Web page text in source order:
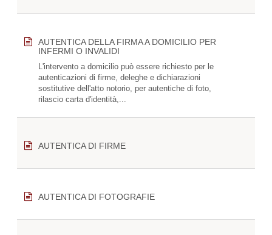
AUTENTICA DELLA FIRMA A DOMICILIO PER
INFERMI O INVALIDI
L'intervento a domicilio può essere richiesto per le
autenticazioni di firme, deleghe e dichiarazioni
sostitutive dell'atto notorio, per autentiche di foto,
rilascio carta d'identità,...
AUTENTICA DI FIRME
AUTENTICA DI FOTOGRAFIE